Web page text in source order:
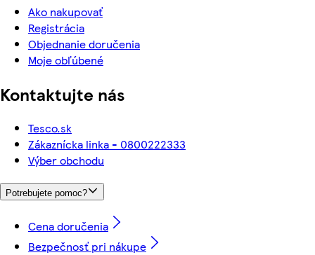
Ako nakupovať
Registrácia
Objednanie doručenia
Moje obľúbené
Kontaktujte nás
Tesco.sk
Zákaznícka linka - 0800222333
Výber obchodu
Potrebujete pomoc?
Cena doručenia
Bezpečnosť pri nákupe